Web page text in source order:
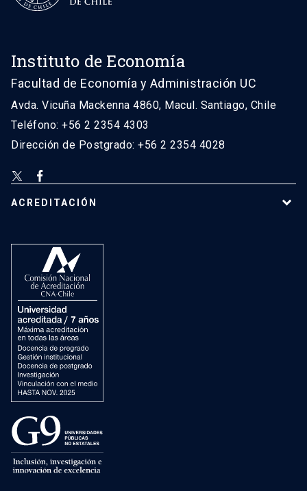
Instituto de Economía
Facultad de Economía y Administración UC
Avda. Vicuña Mackenna 4860, Macul. Santiago, Chile
Teléfono: +56 2 2354 4303
Dirección de Postgrado: +56 2 2354 4028
ACREDITACIÓN